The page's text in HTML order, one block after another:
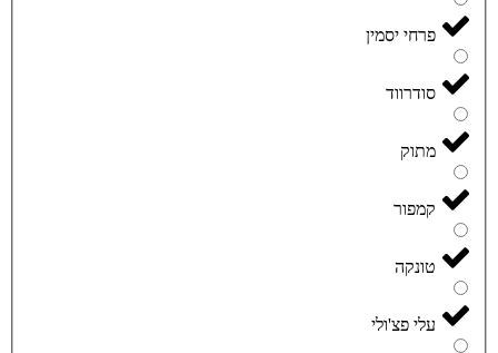
פרחי יסמין
סודרווד
מתוק
קמפור
טונקה
עלי פצ'ולי